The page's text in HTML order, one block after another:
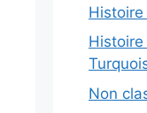
Non